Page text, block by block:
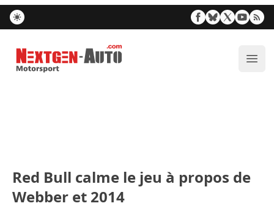
Nextgen-Auto.com
Red Bull calme le jeu à propos de
Webber et 2014